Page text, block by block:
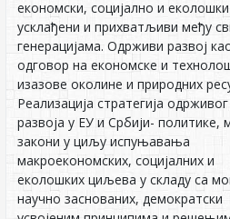
економски, социјално и еколошки
усклађени и прихватљиви међу
генерацијама. Одрживи развој
одговор на економске и
изазове околине и природних
Реализација стратегија одрживог
развоја у ЕУ и Србији- политике,
закони у циљу испуњавања
макроекономских, социјалних и
еколошких циљева у складу са
научно заснованих, демократски